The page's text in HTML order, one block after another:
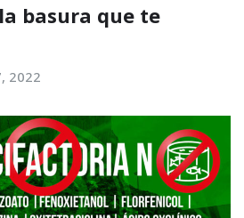
basura que te
2022